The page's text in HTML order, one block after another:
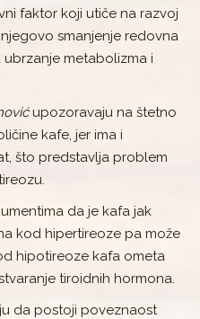
faktor koji utiče na razvoj
smanjenje redovna
metabolizma i
upozoravaju na štetno
kafe, jer ima i
što predstavlja problem
da je kafa jak
kod hipertireoze pa može
hipotireoze kafa ometa
tiroidnih hormona.
da postoji poveznaost